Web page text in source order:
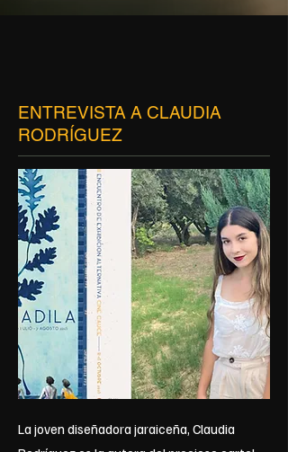
ENTREVISTA A CLAUDIA
RODRÍGUEZ
La joven diseñadora jaraiceña, Claudia